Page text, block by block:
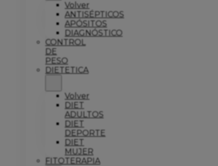
Volver
ANTISÉPTICOS
APÓSITOS
DIAGNÓSTICO
CONTROL
DE
PESO
DIETETICA
Volver
DIET
ADULTOS
DIET
DEPORTE
DIET
MUJER
FITOTERAPIA